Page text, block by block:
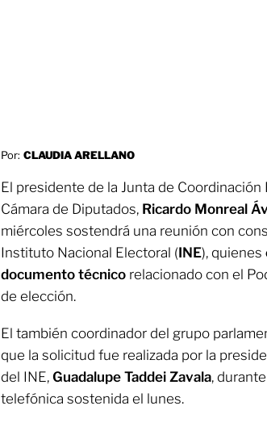
Por: CLAUDIA ARELLANO
El presidente de la Junta de Coordinación
Cámara de Diputados, Ricardo Monreal
miércoles sostendrá una reunión con
Instituto Nacional Electoral (INE), quienes
documento técnico relacionado con el
de elección.
El también coordinador del grupo
que la solicitud fue realizada por la
del INE, Guadalupe Taddei Zavala,
telefónica sostenida el lunes.